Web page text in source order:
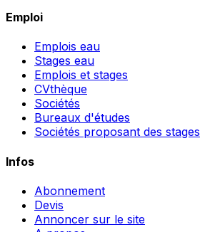
Emploi
Emplois eau
Stages eau
Emplois et stages
CVthèque
Sociétés
Bureaux d'études
Sociétés proposant des stages
Infos
Abonnement
Devis
Annoncer sur le site